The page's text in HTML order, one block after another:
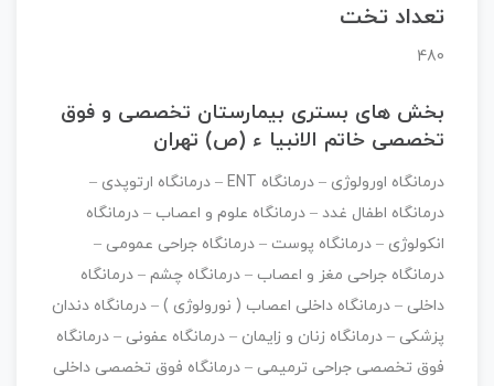
تعداد تخت
480
بخش های بستری بیمارستان تخصصی و فوق
تخصصی خاتم الانبیا ء (ص) تهران
درمانگاه اورولوژی – درمانگاه ENT – درمانگاه ارتوپدی –
درمانگاه اطفال غدد – درمانگاه علوم و اعصاب – درمانگاه
انكولوژی – درمانگاه پوست – درمانگاه جراحی عمومی –
درمانگاه جراحی مغز و اعصاب – درمانگاه چشم – درمانگاه
داخلی – درمانگاه داخلی اعصاب ( نورولوژی ) – درمانگاه دندان
پزشكی – درمانگاه زنان و زایمان – درمانگاه عفونی – درمانگاه
فوق تخصصی جراحی ترمیمی – درمانگاه فوق تخصصی داخلی